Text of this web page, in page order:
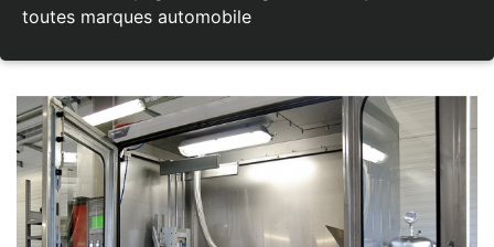
toutes marques automobile